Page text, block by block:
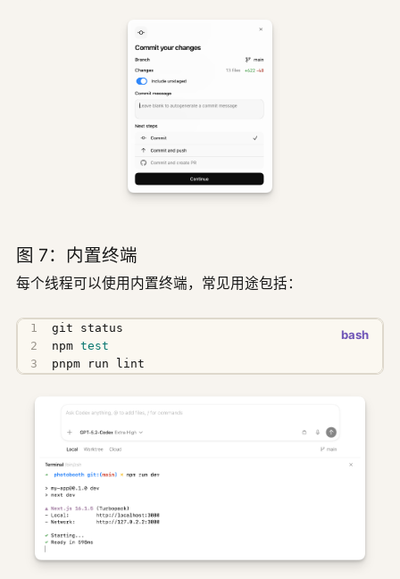
图 7：内置终端
每个线程可以使用内置终端，常见用途包括：
npm test
pnpm run lint